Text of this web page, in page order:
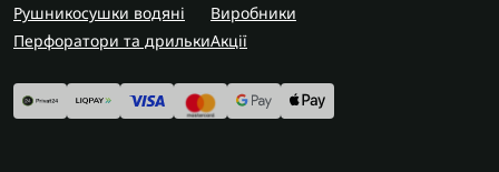
Рушникосушки водяні
Перфоратори та дрильки
Виробники
Акції